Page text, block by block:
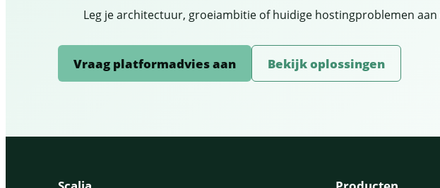
Leg je architectuur, groeiambitie of huidige hostingproblemen
Vraag platformadvies aan Bekijk oplossingen